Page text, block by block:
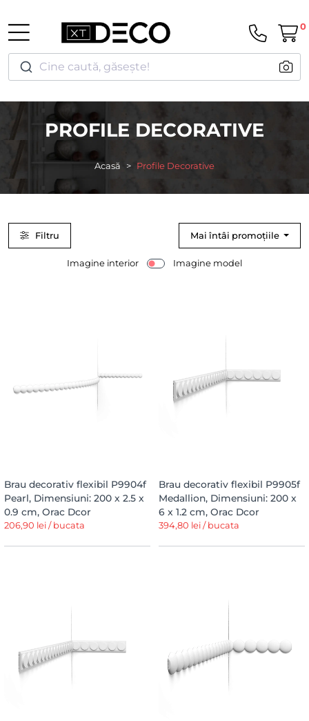
Cine caută, găsește!
0
PROFILE DECORATIVE
Acasă Profile Decorative
Filtru Mai întâi promoțiile
Imagine interior Imagine model
Brau decorativ flexibil P9904f
Pearl, Dimensiuni: 200 x 2.5 x
0.9 cm, Orac Dcor
206,90 lei / bucata
Brau decorativ flexibil P9905f
Medallion, Dimensiuni: 200 x
6 x 1.2 cm, Orac Dcor
394,80 lei / bucata